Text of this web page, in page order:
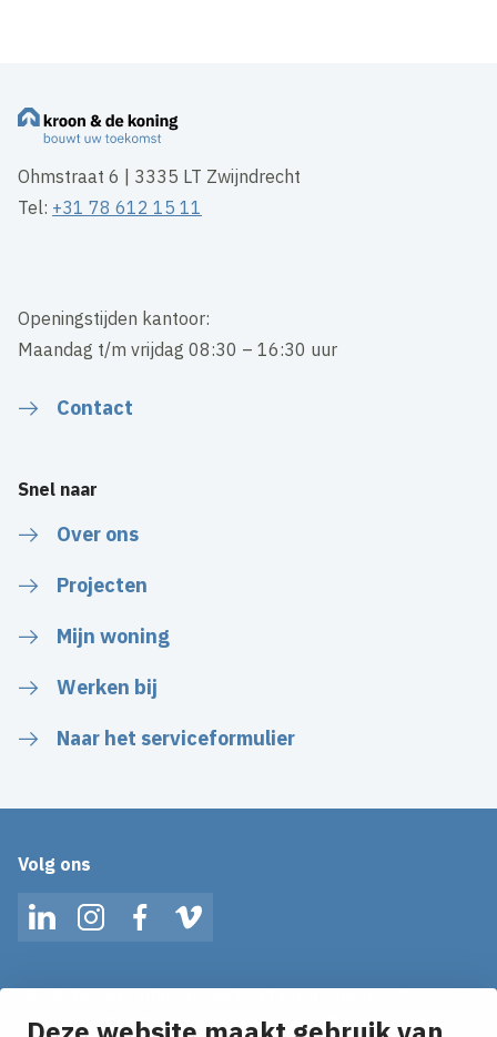
Ohmstraat 6 | 3335 LT Zwijndrecht
Tel: +31 78 612 15 11
Openingstijden kantoor:
Maandag t/m vrijdag 08:30 – 16:30 uur
Contact
Snel naar
Over ons
Projecten
Mijn woning
Werken bij
Naar het serviceformulier
Volg ons
LinkedInInstagramFacebookVimeo
Ontvang onze nieuws alerts in je mailbox!